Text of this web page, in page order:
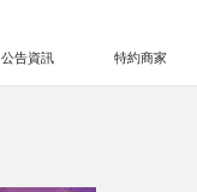
公告資訊 特約商家